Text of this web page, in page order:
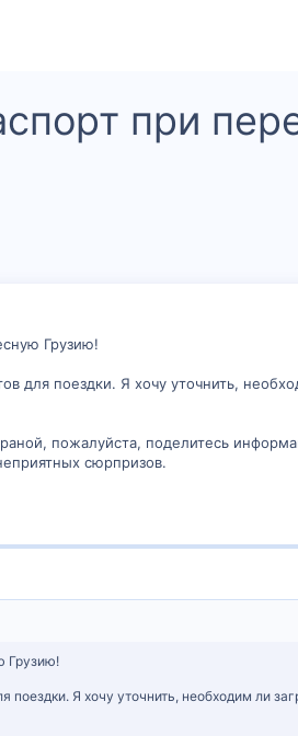
при
Грузию!
для поездки. Я хочу уточнить,
пожалуйста, поделитесь
сюрпризов.
Грузию!
Я хочу уточнить, необходим ли